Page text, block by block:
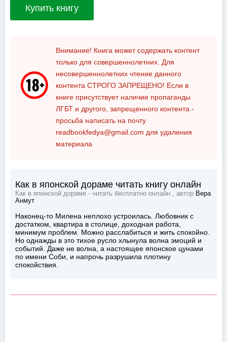
Купить книгу
Внимание! Книга может содержать контент
только для совершеннолетних. Для
несовершеннолетних чтение данного
контента СТРОГО ЗАПРЕЩЕНО! Если в
книге присутствует наличие пропаганды
ЛГБТ и другого, запрещенного контента -
просьба написать на почту
readbookfedya@gmail.com для удаления
материала
Как в японской дораме читать книгу онлайн
Как в японской дораме - читать бесплатно онлайн , автор Вера
Анмут
Наконец-то Милена неплохо устроилась. Любовник с
достатком, квартира в столице, доходная работа,
минимум проблем. Можно расслабиться и жить спокойно.
Но однажды в это тихое русло хлынула волна эмоций и
событий. Даже не волна, а настоящее японское цунами
по имени Соби, и напрочь разрушила плотину
спокойствия.